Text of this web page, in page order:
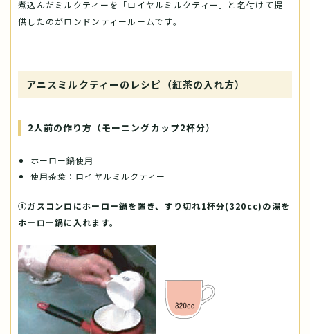
煮込んだミルクティーを「ロイヤルミルクティー」と名付けて提
供したのがロンドンティールームです。
アニスミルクティーのレシピ（紅茶の入れ方）
2人前の作り方（モーニングカップ2杯分）
ホーロー鍋使用
使用茶葉：ロイヤルミルクティー
①ガスコンロにホーロー鍋を置き、すり切れ1杯分(320cc)の湯を
ホーロー鍋に入れます。